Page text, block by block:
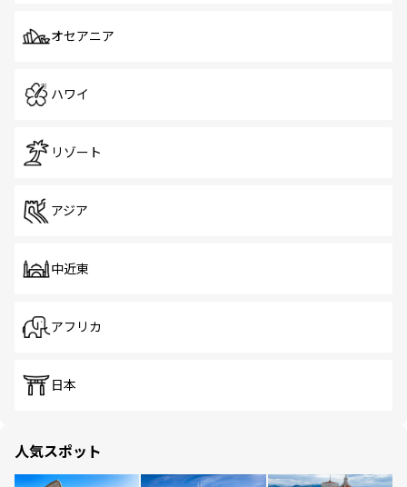
オセアニア
ハワイ
リゾート
アジア
中近東
アフリカ
日本
人気スポット